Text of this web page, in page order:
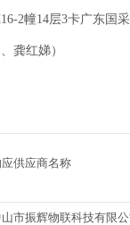
2幢14层3卡广东国
龚红娣）
供应商名称
市振辉物联科技有限公